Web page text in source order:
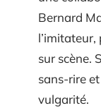
Bernard
sur scène.
sans-rire
vulgarité.